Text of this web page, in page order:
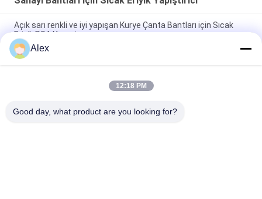
Açık sarı renkli ve iyi yapışan Kurye Çanta Bantları için Sıcak
Eriyik PSA Yapıştırıcı
Açık Sarı Basınca Duyarlı Hot Melt Yapıştırıcı Endüstriyel bant
uygulamaları için
Köpük Bant için% 100 Katı Sıcak Eriyik Tutkal Yapıştırıcı Kraft
Alex
12:18 PM
Good day, what product are you looking for?